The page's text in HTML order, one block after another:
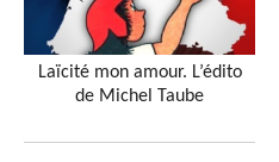
Laïcité mon amour. L’édito
de Michel Taube